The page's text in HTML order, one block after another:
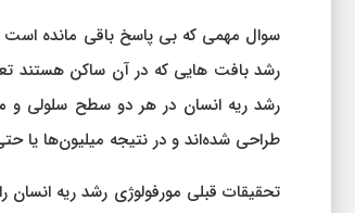
سوال مهمی که بی پاسخ باقی مانده است
رشد بافت هایی که در آن ساکن هستند
رشد ریه انسان در هر دو سطح سلولی و
طراحی شده‌اند و در نتیجه میلیون‌ها یا